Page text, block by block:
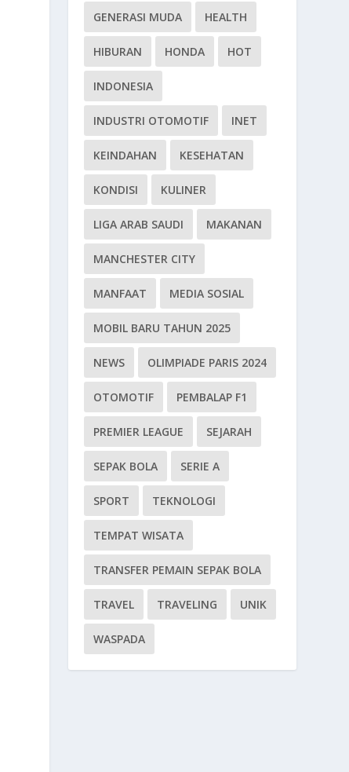
GENERASI MUDA HEALTH
HIBURAN HONDA HOT
INDONESIA
INDUSTRI OTOMOTIF INET
KEINDAHAN KESEHATAN
KONDISI KULINER
LIGA ARAB SAUDI MAKANAN
MANCHESTER CITY
MANFAAT MEDIA SOSIAL
MOBIL BARU TAHUN 2025
NEWS OLIMPIADE PARIS 2024
OTOMOTIF PEMBALAP F1
PREMIER LEAGUE SEJARAH
SEPAK BOLA SERIE A
SPORT TEKNOLOGI
TEMPAT WISATA
TRANSFER PEMAIN SEPAK BOLA
TRAVEL TRAVELING UNIK
WASPADA